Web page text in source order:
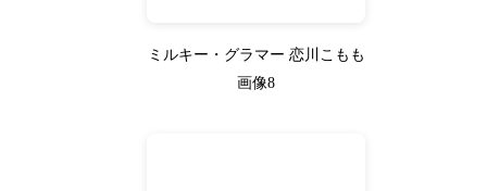
ミルキー・グラマー 恋川こもも
画像8